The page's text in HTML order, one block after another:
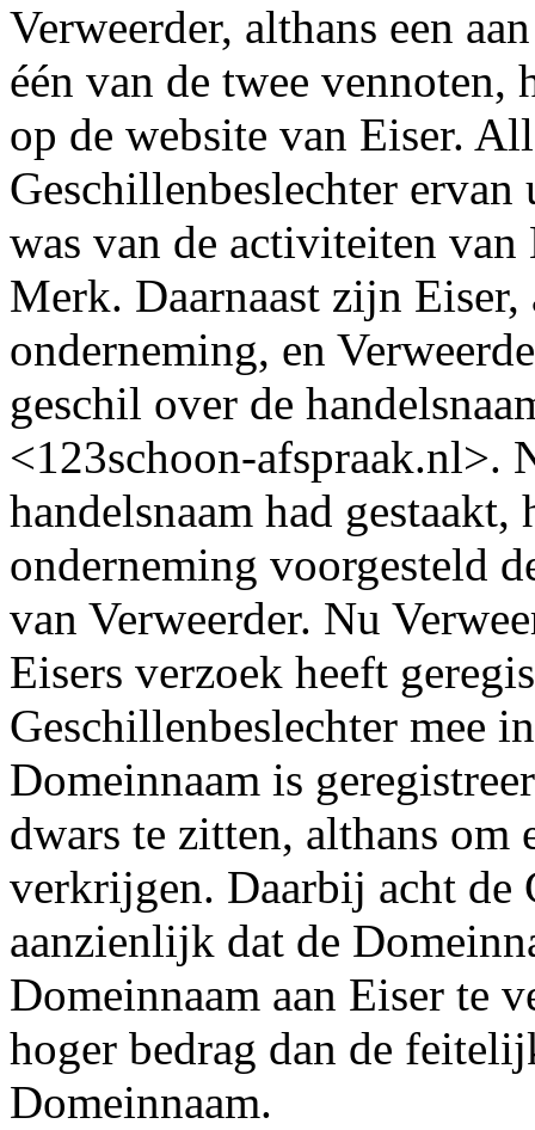
Verweerder, althans een
één van de twee vennoten,
op de website van Eiser.
Geschillenbeslechter
was van de activiteiten van
Merk. Daarnaast zijn Eiser,
onderneming, en
geschil over de
<123schoon-afspraak.nl>.
handelsnaam had
onderneming voorgesteld
van Verweerder. Nu
Eisers verzoek heeft
Geschillenbeslechter mee
Domeinnaam is
dwars te zitten, althans om
verkrijgen. Daarbij acht de
aanzienlijk dat de
Domeinnaam aan Eiser te
hoger bedrag dan de
Domeinnaam.